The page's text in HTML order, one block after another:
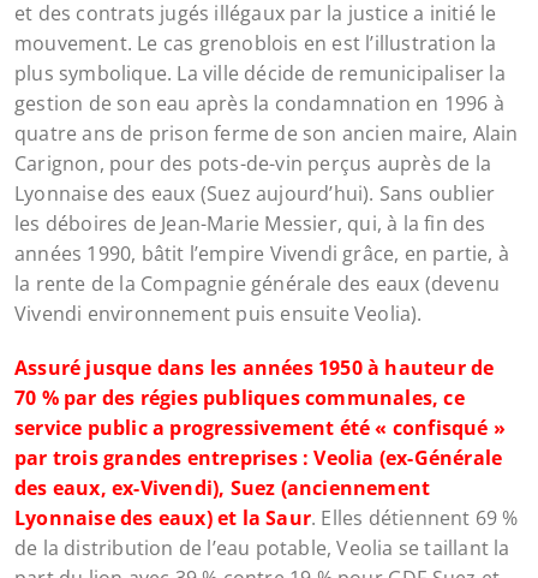
et des contrats jugés illégaux par la justice a initié le
mouvement. Le cas grenoblois en est l’illustration la
plus symbolique. La ville décide de remunicipaliser la
gestion de son eau après la condamnation en 1996 à
quatre ans de prison ferme de son ancien maire, Alain
Carignon, pour des pots-de-vin perçus auprès de la
Lyonnaise des eaux (Suez aujourd’hui). Sans oublier
les déboires de Jean-Marie Messier, qui, à la fin des
années 1990, bâtit l’empire Vivendi grâce, en partie, à
la rente de la Compagnie générale des eaux (devenu
Vivendi environnement puis ensuite Veolia).
Assuré jusque dans les années 1950 à hauteur de
70 % par des régies publiques communales, ce
service public a progressivement été « confisqué »
par trois grandes entreprises : Veolia (ex-Générale
des eaux, ex-Vivendi), Suez (anciennement
Lyonnaise des eaux) et la Saur. Elles détiennent 69 %
de la distribution de l’eau potable, Veolia se taillant la